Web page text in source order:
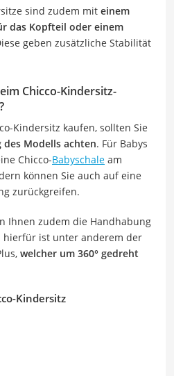
sind zudem mit einem
das Kopfteil oder einem
geben zusätzliche Stabilität
Chicco-Kindersitz-
Kindersitz kaufen, sollten Sie
des Modells achten. Für Babys
Chicco-Babyschale am
können Sie auch auf eine
zurückgreifen.
Ihnen zudem die Handhabung
hierfür ist unter anderem der
welcher um 360° gedreht
Kindersitz